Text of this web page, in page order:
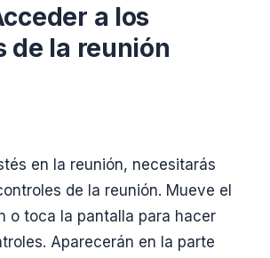
a los
de la reunión
en la reunión, necesitarás
de la reunión. Mueve el
o toca la pantalla para hacer
Aparecerán en la parte